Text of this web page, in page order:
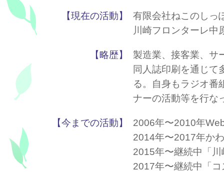
【現在の活動】
有限会社ねこのし
川崎フロンターレ中
【略歴】
製造業、接客業、サ
同人誌印刷を通じて
る。自身もラジオ番
ナーの活動等を行な
【今までの活動】
2006年〜2010年
2014年〜2017年か
2015年〜継続中「
2017年〜継続中「